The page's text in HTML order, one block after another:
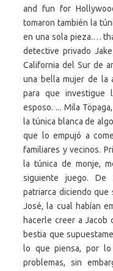
and fun for
tomaron también la
en una sola pieza.…
detective privado
California del Sur de
una bella mujer de la
para que investigue
esposo. ... Mila
la túnica blanca de
que lo empujó a
familiares y vecinos.
la túnica de monje,
siguiente juego. De
patriarca diciendo que
José, la cual habían
hacerle creer a Jacob
bestia que
lo que piensa, por
problemas, sin